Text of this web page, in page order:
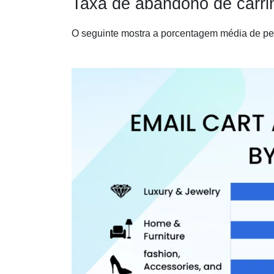
O seguinte mostra a porcentagem média de